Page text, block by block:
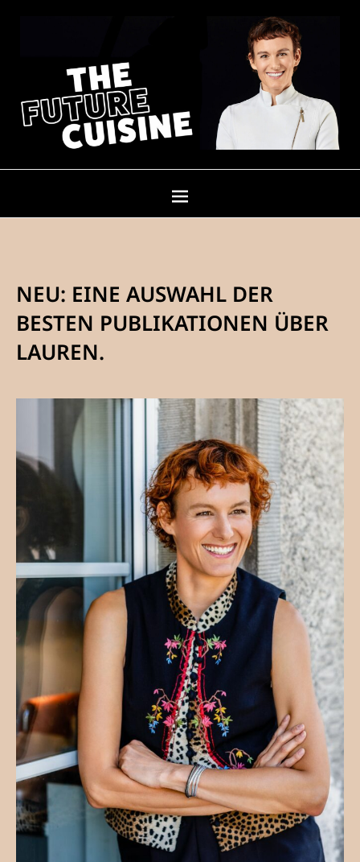
NEU: EINE AUSWAHL DER
BESTEN PUBLIKATIONEN ÜBER
LAUREN.